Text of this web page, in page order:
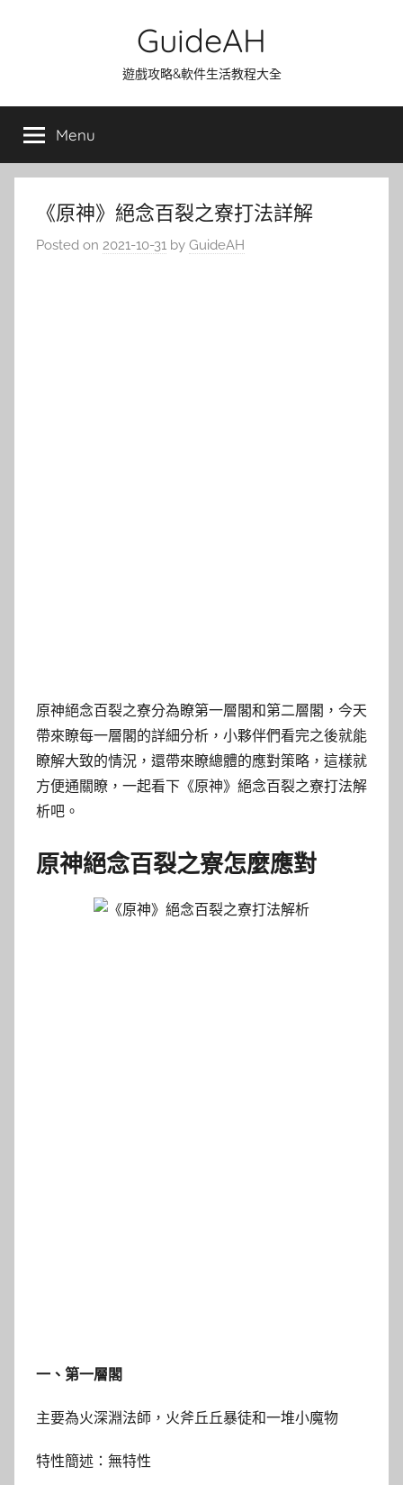
GuideAH
遊戲攻略&軟件生活教程大全
Menu
《原神》絕念百裂之寮打法詳解
Posted on 2021-10-31 by GuideAH
原神絕念百裂之寮分為瞭第一層閣和第二層閣，今天
帶來瞭每一層閣的詳細分析，小夥伴們看完之後就能
瞭解大致的情況，還帶來瞭總體的應對策略，這樣就
方便通關瞭，一起看下《原神》絕念百裂之寮打法解
析吧。
原神絕念百裂之寮怎麼應對
一、第一層閣
主要為火深淵法師，火斧丘丘暴徒和一堆小魔物
特性簡述：無特性